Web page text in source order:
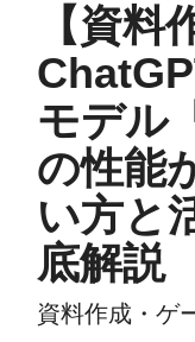
【資料
モデル
の性能
い方と
底解説
資料作成・ゲ